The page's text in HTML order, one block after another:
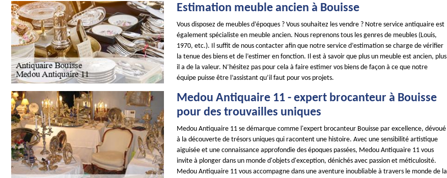
Estimation meuble ancien à Bouisse
Vous disposez de meubles d’époques ? Vous souhaitez les vendre ? Notre service antiquaire est
également spécialiste en meuble ancien. Nous reprenons tous les genres de meubles (Louis,
1970, etc.). Il suffit de nous contacter afin que notre service d’estimation se charge de vérifier
la tenue des biens et de l’estimer en fonction. Il est à savoir que plus un meuble est ancien, plus
il a de la valeur. N’hésitez pas pour cela à faire estimer vos biens de façon à ce que notre
équipe puisse être l’assistant qu’il faut pour vos projets.
Medou Antiquaire 11 - expert brocanteur à Bouisse
pour des trouvailles uniques
Medou Antiquaire 11 se démarque comme l'expert brocanteur Bouisse par excellence, dévoué
à la découverte de trésors uniques qui racontent une histoire. Avec une sensibilité artistique
aiguisée et une connaissance approfondie des époques passées, Medou Antiquaire 11 vous
invite à plonger dans un monde d'objets d'exception, dénichés avec passion et méticulosité.
Medou Antiquaire 11 vous accompagne dans une aventure inoubliable à travers le monde de la